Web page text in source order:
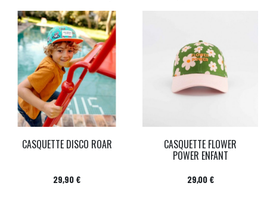
CASQUETTE DISCO ROAR
Prix
29,90 €
CASQUETTE FLOWER
POWER ENFANT
Prix
29,00 €